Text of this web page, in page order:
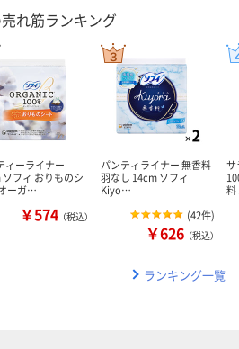
れ筋ランキング
ィーライナー
ソフィ おりものシ
ーガ…
￥574 （税込）
パンティライナー 無香料
羽なし 14cm ソフィ
Kiyo…
(42件)
￥626 （税込）
サ
ランキング一覧